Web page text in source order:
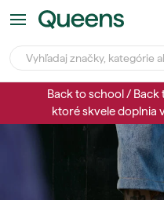
Back to school / Back
ktoré skvele doplnia